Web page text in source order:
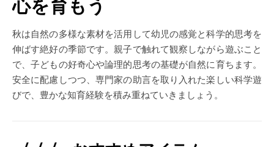
心を育もう
秋は自然の多様な素材を活用して幼児の感覚と科学的思考を
伸ばす絶好の季節です。親子で触れて観察しながら遊ぶこと
で、子どもの好奇心や論理的思考の基礎が自然に育ちます。
安全に配慮しつつ、専門家の助言を取り入れた楽しい科学遊
びで、豊かな知育経験を積み重ねていきましょう。